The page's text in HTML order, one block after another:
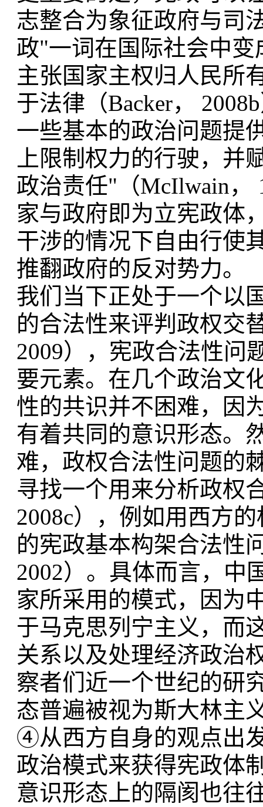
志整合为象征政府与司
政"一词在国际社会中
主张国家主权归人民所
于法律（Backer，
一些基本的政治问题提
上限制权力的行驶，并
政治责任"（McIlwain，
家与政府即为立宪政体
干涉的情况下自由行使
推翻政府的反对势力。
我们当下正处于一个以
的合法性来评判政权交
2009），宪政合法性问
要元素。在几个政治文
性的共识并不困难，因
有着共同的意识形态。
难，政权合法性问题的
寻找一个用来分析政权
2008c），例如用西方
的宪政基本构架合法性
2002）。具体而言，中
家所采用的模式，因为
于马克思列宁主义，而
关系以及处理经济政治
察者们近一个世纪的研
态普遍被视为斯大林主
④从西方自身的观点出
政治模式来获得宪政体
意识形态上的隔阂也往